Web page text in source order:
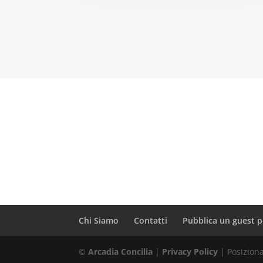
Chi Siamo Contatti Pubblica un guest
©Arcadia Concilia | Privacy Policy |